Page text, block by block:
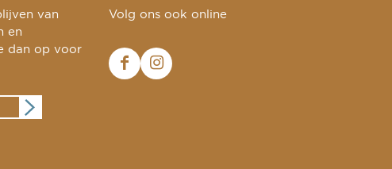
van
en
dan op voor
Volg ons ook online